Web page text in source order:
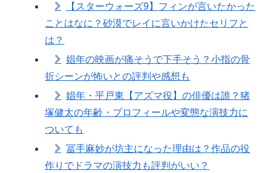
【スターウォーズ9】フィンが言いたかった
ことはなに？砂漠でレイに言いかけたセリフと
は？
娼年の映画が痛そうで下手そう？小指の骨
折シーンが怖いとの評判や感想も
娼年・平戸東【アズマ役】の俳優は誰？猪
塚健太の年齢・プロフィールや変態な演技力に
ついても
冨手麻妙が坊主になった理由は？作品の役
作りでドラマの演技力も評判がいい？